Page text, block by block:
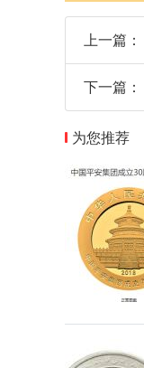
上一篇：
下一篇：
为您推荐